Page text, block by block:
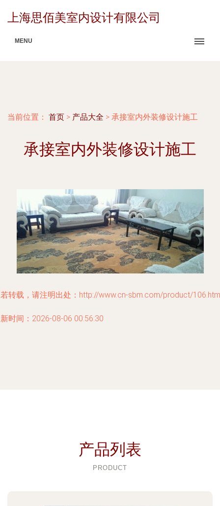
上海思佰美室内设计有限公司
MENU
当前位置： 首页 > 产品大全 > 承接室内外装修设计施工
承接室内外装修设计施工
转载，请注明出处：http://www.cn-sbm.com/product/
时间：2026-08-06 00:56:30
产品列表
PRODUCT